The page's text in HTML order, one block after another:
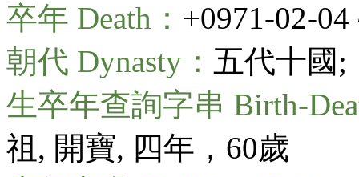
卒年 Death： +0971-02-
朝代 Dynasty： 五代十國;
生卒年查詢字串 Birth-
祖, 開寶, 四年，60歲